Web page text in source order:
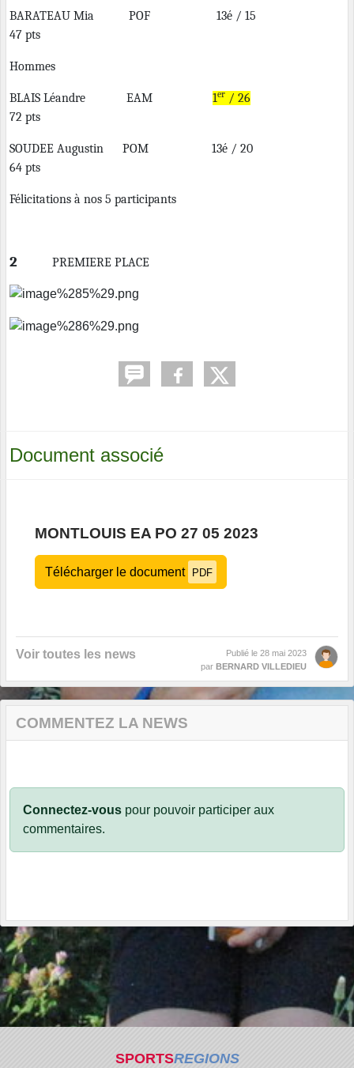
BARATEAU Mia POF 13é / 15
47 pts
Hommes
BLAIS Léandre EAM 1er / 26
72 pts
SOUDEE Augustin POM 13é / 20
64 pts
Félicitations à nos 5 participants
2 PREMIERE PLACE
Document associé
MONTLOUIS EA PO 27 05 2023
Télécharger le document PDF
Voir toutes les news Publié le 28 mai 2023
par BERNARD VILLEDIEU
COMMENTEZ LA NEWS
Connectez-vous pour pouvoir participer aux
commentaires.
SPORTSREGIONS